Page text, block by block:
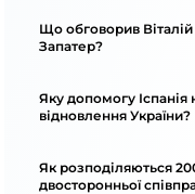
Що обговорив
Запатер?
Яку допомогу Іспанія
відновлення України?
Як розподіляються
двосторонньої